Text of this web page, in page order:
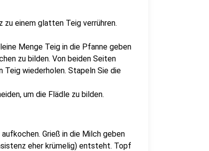
zu einem glatten Teig verrühren.
Menge Teig in die Pfanne geben
zu bilden. Von beiden Seiten
Teig wiederholen. Stapeln Sie die
um die Flädle zu bilden.
Grieß in die Milch geben
eher krümelig) entsteht. Topf